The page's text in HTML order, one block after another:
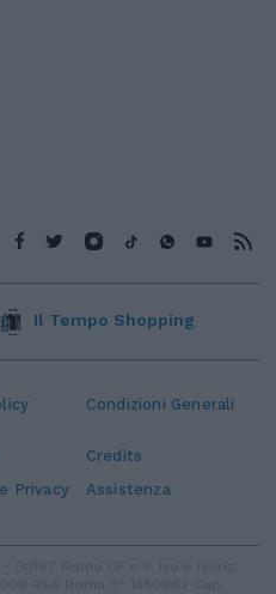
Condizioni Generali
Credits
Privacy Assistenza
Il Tempo Shopping